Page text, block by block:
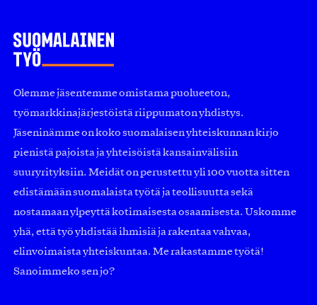
Olemme jäsentemme omistama puolueeton,
työmarkkinajärjestöistä riippumaton yhdistys.
Jäseninämme on koko suomalaisen yhteiskunnan kirjo
pienistä pajoista ja yhteisöistä kansainvälisiin
suuryrityksiin. Meidät on perustettu yli 100 vuotta sitten
edistämään suomalaista työtä ja teollisuutta sekä
nostamaan ylpeyttä kotimaisesta osaamisesta. Uskomme
yhä, että työ yhdistää ihmisiä ja rakentaa vahvaa,
elinvoimaista yhteiskuntaa. Me rakastamme työtä!
Sanoimmeko sen jo?